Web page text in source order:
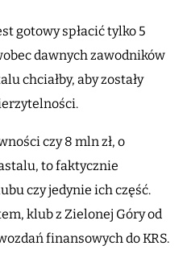
gotowy spłacić tylko 5
dawnych zawodników
chciałby, aby zostały
czy 8 mln zł, o
to faktycznie
czy jedynie ich część.
klub z Zielonej Góry od
finansowych do KRS.